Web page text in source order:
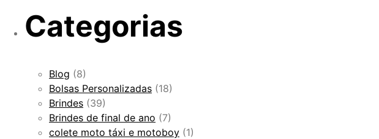
Categorias
Blog (8)
Bolsas Personalizadas (18)
Brindes (39)
Brindes de final de ano (7)
colete moto táxi e motoboy (1)